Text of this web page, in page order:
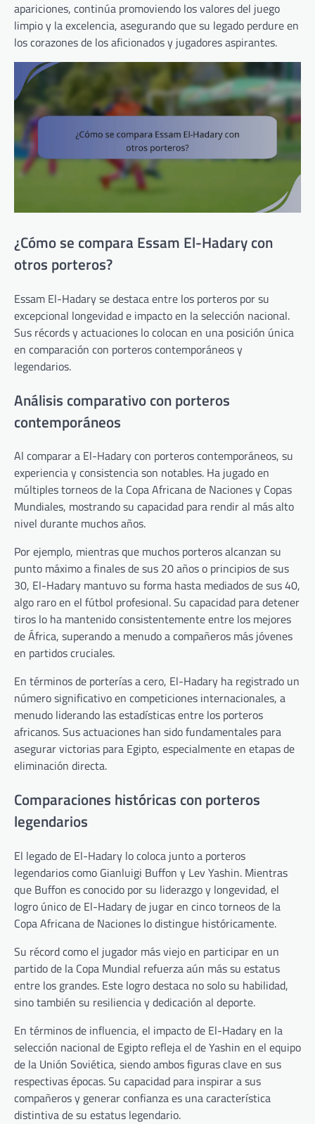
apariciones, continúa promoviendo los valores del juego
limpio y la excelencia, asegurando que su legado perdure en
los corazones de los aficionados y jugadores aspirantes.
¿Cómo se compara Essam El-Hadary con
otros porteros?
Essam El-Hadary se destaca entre los porteros por su
excepcional longevidad e impacto en la selección nacional.
Sus récords y actuaciones lo colocan en una posición única
en comparación con porteros contemporáneos y
legendarios.
Análisis comparativo con porteros
contemporáneos
Al comparar a El-Hadary con porteros contemporáneos, su
experiencia y consistencia son notables. Ha jugado en
múltiples torneos de la Copa Africana de Naciones y Copas
Mundiales, mostrando su capacidad para rendir al más alto
nivel durante muchos años.
Por ejemplo, mientras que muchos porteros alcanzan su
punto máximo a finales de sus 20 años o principios de sus
30, El-Hadary mantuvo su forma hasta mediados de sus 40,
algo raro en el fútbol profesional. Su capacidad para detener
tiros lo ha mantenido consistentemente entre los mejores
de África, superando a menudo a compañeros más jóvenes
en partidos cruciales.
En términos de porterías a cero, El-Hadary ha registrado un
número significativo en competiciones internacionales, a
menudo liderando las estadísticas entre los porteros
africanos. Sus actuaciones han sido fundamentales para
asegurar victorias para Egipto, especialmente en etapas de
eliminación directa.
Comparaciones históricas con porteros
legendarios
El legado de El-Hadary lo coloca junto a porteros
legendarios como Gianluigi Buffon y Lev Yashin. Mientras
que Buffon es conocido por su liderazgo y longevidad, el
logro único de El-Hadary de jugar en cinco torneos de la
Copa Africana de Naciones lo distingue históricamente.
Su récord como el jugador más viejo en participar en un
partido de la Copa Mundial refuerza aún más su estatus
entre los grandes. Este logro destaca no solo su habilidad,
sino también su resiliencia y dedicación al deporte.
En términos de influencia, el impacto de El-Hadary en la
selección nacional de Egipto refleja el de Yashin en el equipo
de la Unión Soviética, siendo ambos figuras clave en sus
respectivas épocas. Su capacidad para inspirar a sus
compañeros y generar confianza es una característica
distintiva de su estatus legendario.